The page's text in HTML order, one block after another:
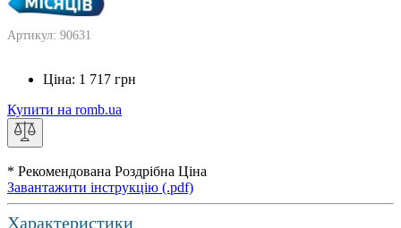
Артикул: 90631
Ціна: 1 717 грн
Купити на romb.ua
* Рекомендована Роздрібна Ціна
Завантажити інструкцію (.pdf)
Характеристики